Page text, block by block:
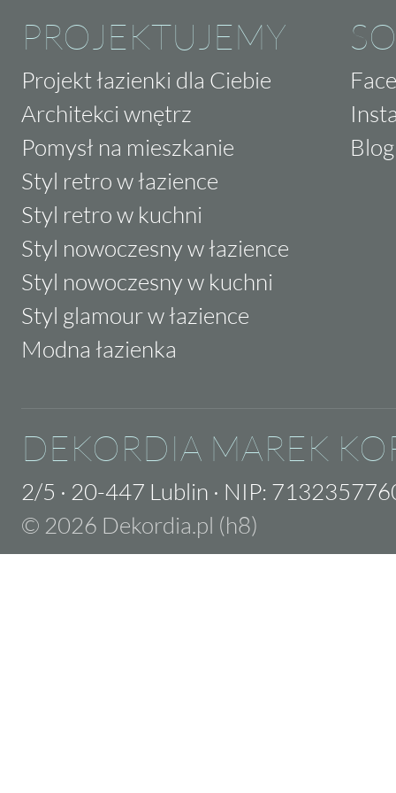
PROJEKTUJEMY
Projekt łazienki dla Ciebie
Architekci wnętrz
Pomysł na mieszkanie
Styl retro w łazience
Styl retro w kuchni
Styl nowoczesny w łazience
Styl nowoczesny w kuchni
Styl glamour w łazience
Modna łazienka
Blog
DEKORDIA MAREK
2/5 · 20-447 Lublin · NIP:
© 2026 Dekordia.pl (h8)